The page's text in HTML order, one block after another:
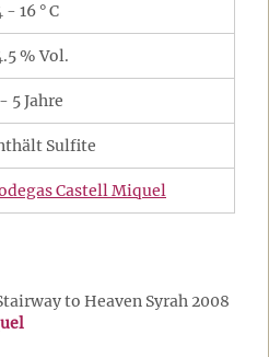
- 16 ° C
% Vol.
5 Jahre
Sulfite
Castell Miquel
to Heaven Syrah 2008